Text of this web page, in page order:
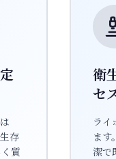
存
質
衛
セ
ライ
ます
潔で